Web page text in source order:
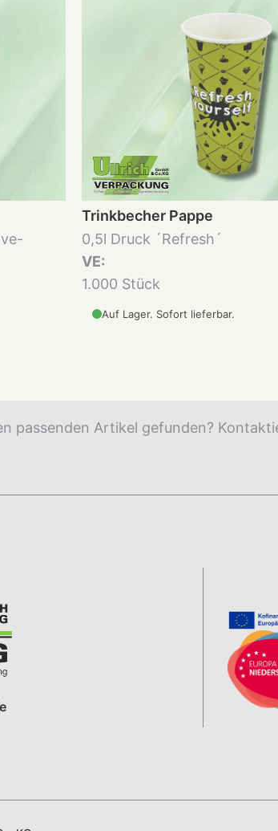
Trinkbecher Pappe
0,5l Druck ´Refresh´
VE:
1.000 Stück
Auf Lager. Sofort lieferbar.
passenden Artikel gefunden?